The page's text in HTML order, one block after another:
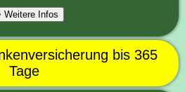
Weitere Infos
bis 365
Tage